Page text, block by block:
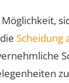
Scheidung